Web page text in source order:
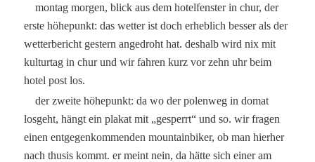
montag morgen, blick aus dem hotelfenster in chur, der
erste höhepunkt: das wetter ist doch erheblich besser als der
wetterbericht gestern angedroht hat. deshalb wird nix mit
kulturtag in chur und wir fahren kurz vor zehn uhr beim
hotel post los.
der zweite höhepunkt: da wo der polenweg in domat
losgeht, hängt ein plakat mit „gesperrt“ und so. wir fragen
einen entgegenkommenden mountainbiker, ob man hierher
nach thusis kommt. er meint nein, da hätte sich einer am